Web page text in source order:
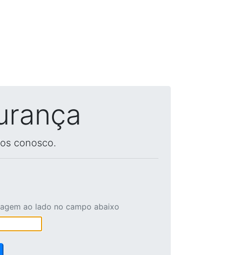
conosco.
ao lado no campo abaixo